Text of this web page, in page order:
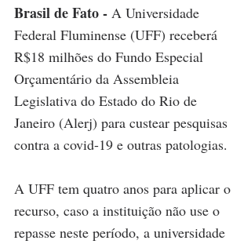
Brasil de Fato - A Universidade
Federal Fluminense (UFF) receberá
R$18 milhões do Fundo Especial
Orçamentário da Assembleia
Legislativa do Estado do Rio de
Janeiro (Alerj) para custear pesquisas
contra a covid-19 e outras patologias.
A UFF tem quatro anos para aplicar o
recurso, caso a instituição não use o
repasse neste período, a universidade